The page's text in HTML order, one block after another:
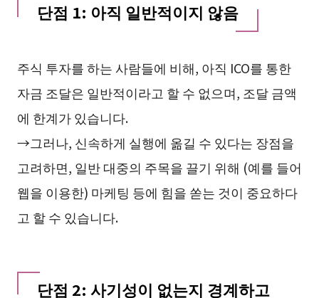
단점 1: 아직 일반적이지 않음
주식 투자를 하는 사람들에 비해, 아직 ICO를 통한
자금 조달은 일반적이라고 할 수 없으며, 조달 금액
에 한계가 있습니다.
→그러나, 신속하게 실행에 옮길 수 있다는 장점을
고려하면, 일반 대중의 주목을 끌기 위해 (예를 들어
웹을 이용한) 마케팅 등에 힘을 쏟는 것이 중요하다
고 할 수 있습니다.
단점 2: 사기성이 없는지 경계하고